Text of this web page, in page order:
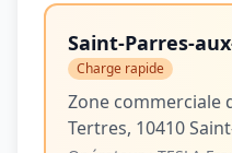
Saint-Parres-
Charge rapide
Zone commerciale
Tertres, 10410